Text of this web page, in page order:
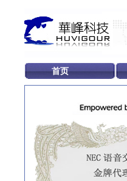
首页